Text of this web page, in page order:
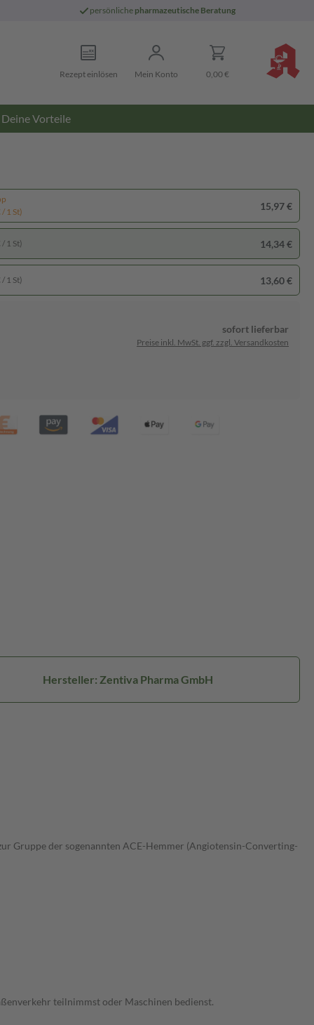
persönliche pharmazeutische Beratung
Rezept einlösen Mein Konto 0,00 €
Deine Vorteile
1 St)
15,97 €
1 St) 14,34 €
1 St) 13,60 €
sofort lieferbar
Preise inkl. MwSt. ggf. zzgl. Versandkosten
Hersteller: Zentiva Pharma GmbH
Gruppe der sogenannten ACE-Hemmer (Angiotensin-Converting-
teilnimmst oder Maschinen bedienst.